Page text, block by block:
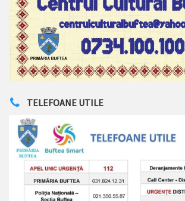
TELEFOANE UTILE